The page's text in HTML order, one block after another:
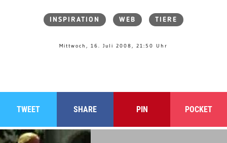
INSPIRATION WEB TIERE
Mittwoch, 16. Juli 2008, 21:50 Uhr
TWEET SHARE PIN POCKET